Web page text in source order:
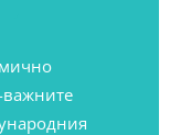
важните